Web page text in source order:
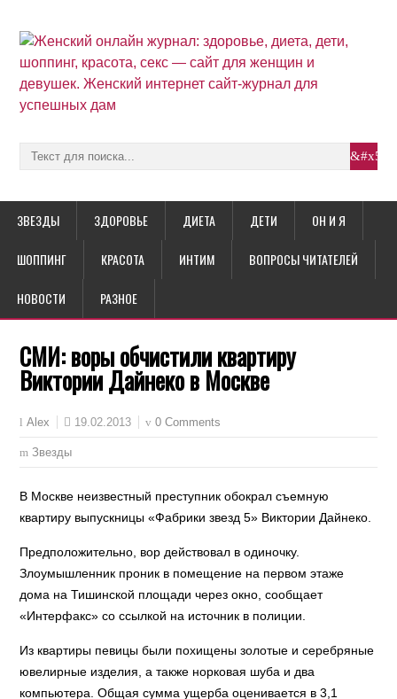
ЗВЕЗДЫ ЗДОРОВЬЕ ДИЕТА ДЕТИ ОН И Я
ШОППИНГ КРАСОТА ИНТИМ ВОПРОСЫ ЧИТАТЕЛЕЙ
НОВОСТИ РАЗНОЕ
СМИ: воры обчистили квартиру
Виктории Дайнеко в Москве
Alex 19.02.2013 0 Comments
Звезды
В Москве неизвестный преступник обокрал съемную
квартиру выпускницы «Фабрики звезд 5» Виктории Дайнеко.
Предположительно, вор действовал в одиночку.
Злоумышленник проник в помещение на первом этаже
дома на Тишинской площади через окно, сообщает
«Интерфакс» со ссылкой на источник в полиции.
Из квартиры певицы были похищены золотые и серебряные
ювелирные изделия, а также норковая шуба и два
компьютера. Общая сумма ущерба оценивается в 3,1